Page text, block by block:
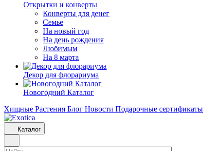
Открытки и конверты
Конверты для денег
Семье
На новый год
На день рождения
Любимым
На 8 марта
Декор для флорариума
Новогодний Каталог
Хищные Растения Блог Новости Подарочные сертификаты
Каталог